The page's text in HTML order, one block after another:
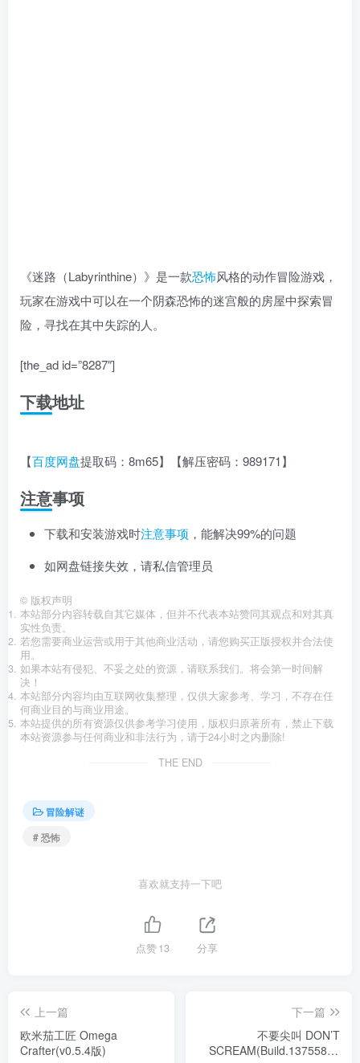
《迷路（Labyrinthine）》是一款恐怖风格的动作冒险游戏，
玩家在游戏中可以在一个阴森恐怖的迷宫般的房屋中探索冒
险，寻找在其中失踪的人。
[the_ad id=”8287″]
下载地址
【百度网盘提取码：8m65】【解压密码：989171】
注意事项
下载和安装游戏时注意事项 ，能解决99%的问题
如网盘链接失效，请私信管理员
© 版权声明
本站部分内容转载自其它媒体，但并不代表本站赞同其观点和对其真
实性负责。
若您需要商业运营或用于其他商业活动，请您购买正版授权并合法使
用。
如果本站有侵犯、不妥之处的资源，请联系我们。将会第一时间解
决！
本站部分内容均由互联网收集整理，仅供大家参考、学习，不存在任
何商业目的与商业用途。
本站提供的所有资源仅供参考学习使用，版权归原著所有，禁止下载
本站资源参与任何商业和非法行为，请于24小时之内删除!
THE END
冒险解谜
# 恐怖
喜欢就支持一下吧
点赞13 分享
上一篇
欧米茄工匠 Omega
Crafter(v0.5.4版)
下一篇
不要尖叫 DON’T
SCREAM(Build.13755847